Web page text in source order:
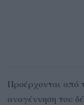
Προέρχονται από
αναγέννηση του